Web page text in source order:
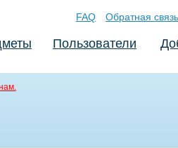
FAQ Обратная связь
Пользователи